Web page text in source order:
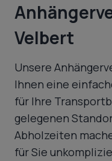
Velbert
Unsere
Ihnen eine
für Ihre
gelegenen
Abholzeiten
für Sie